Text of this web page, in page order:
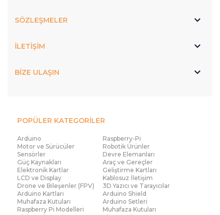
SÖZLEŞMELER
İLETİŞİM
BİZE ULAŞIN
POPÜLER KATEGORİLER
Arduino
Raspberry-Pi
Motor ve Sürücüler
Robotik Ürünler
Sensörler
Devre Elemanları
Güç Kaynakları
Araç ve Gereçler
Elektronik Kartlar
Geliştirme Kartları
LCD ve Display
Kablosuz İletişim
Drone ve Bileşenler (FPV)
3D Yazıcı ve Tarayıcılar
Arduino Kartları
Arduino Shield
Muhafaza Kutuları
Arduino Setleri
Raspberry Pi Modelleri
Muhafaza Kutuları